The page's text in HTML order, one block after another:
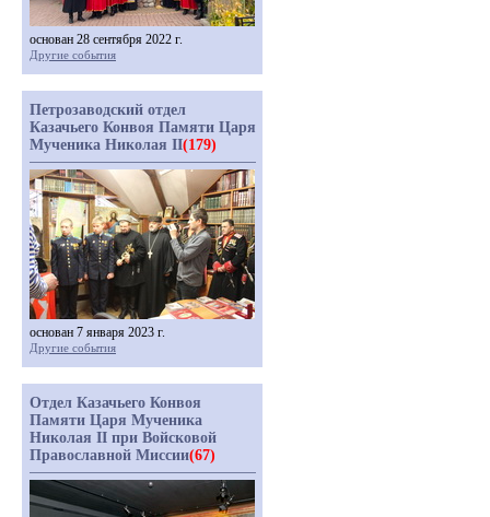
основан 28 сентября 2022 г.
Другие события
Петрозаводский отдел
Казачьего Конвоя Памяти Царя
Мученика Николая II(179)
основан 7 января 2023 г.
Другие события
Отдел Казачьего Конвоя
Памяти Царя Мученика
Николая II при Войсковой
Православной Миссии(67)